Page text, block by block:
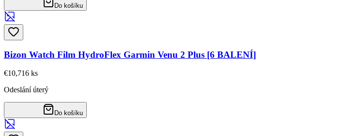
Do košíku
Bizon Watch Film HydroFlex Garmin Venu 2 Plus [6 BALENÍ]
€10,716 ks
Odeslání úterý
Do košíku